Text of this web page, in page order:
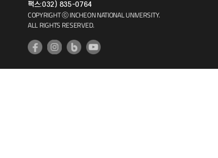
기초교육원
팩스:032) 835-0764
COPYRIGHT ⓒ INCHEON NATIONAL UNIVERSITY.
ALL RIGHTS RESERVED.